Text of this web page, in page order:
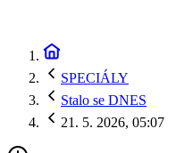
SPECIÁLY
Stalo se DNES
21. 5. 2026, 05:07